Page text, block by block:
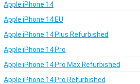
Apple iPhone 14
Apple iPhone 14 EU
Apple iPhone 14 Plus Refurbished
Apple iPhone 14 Pro
Apple iPhone 14 Pro Max Refurbished
Apple iPhone 14 Pro Refurbished